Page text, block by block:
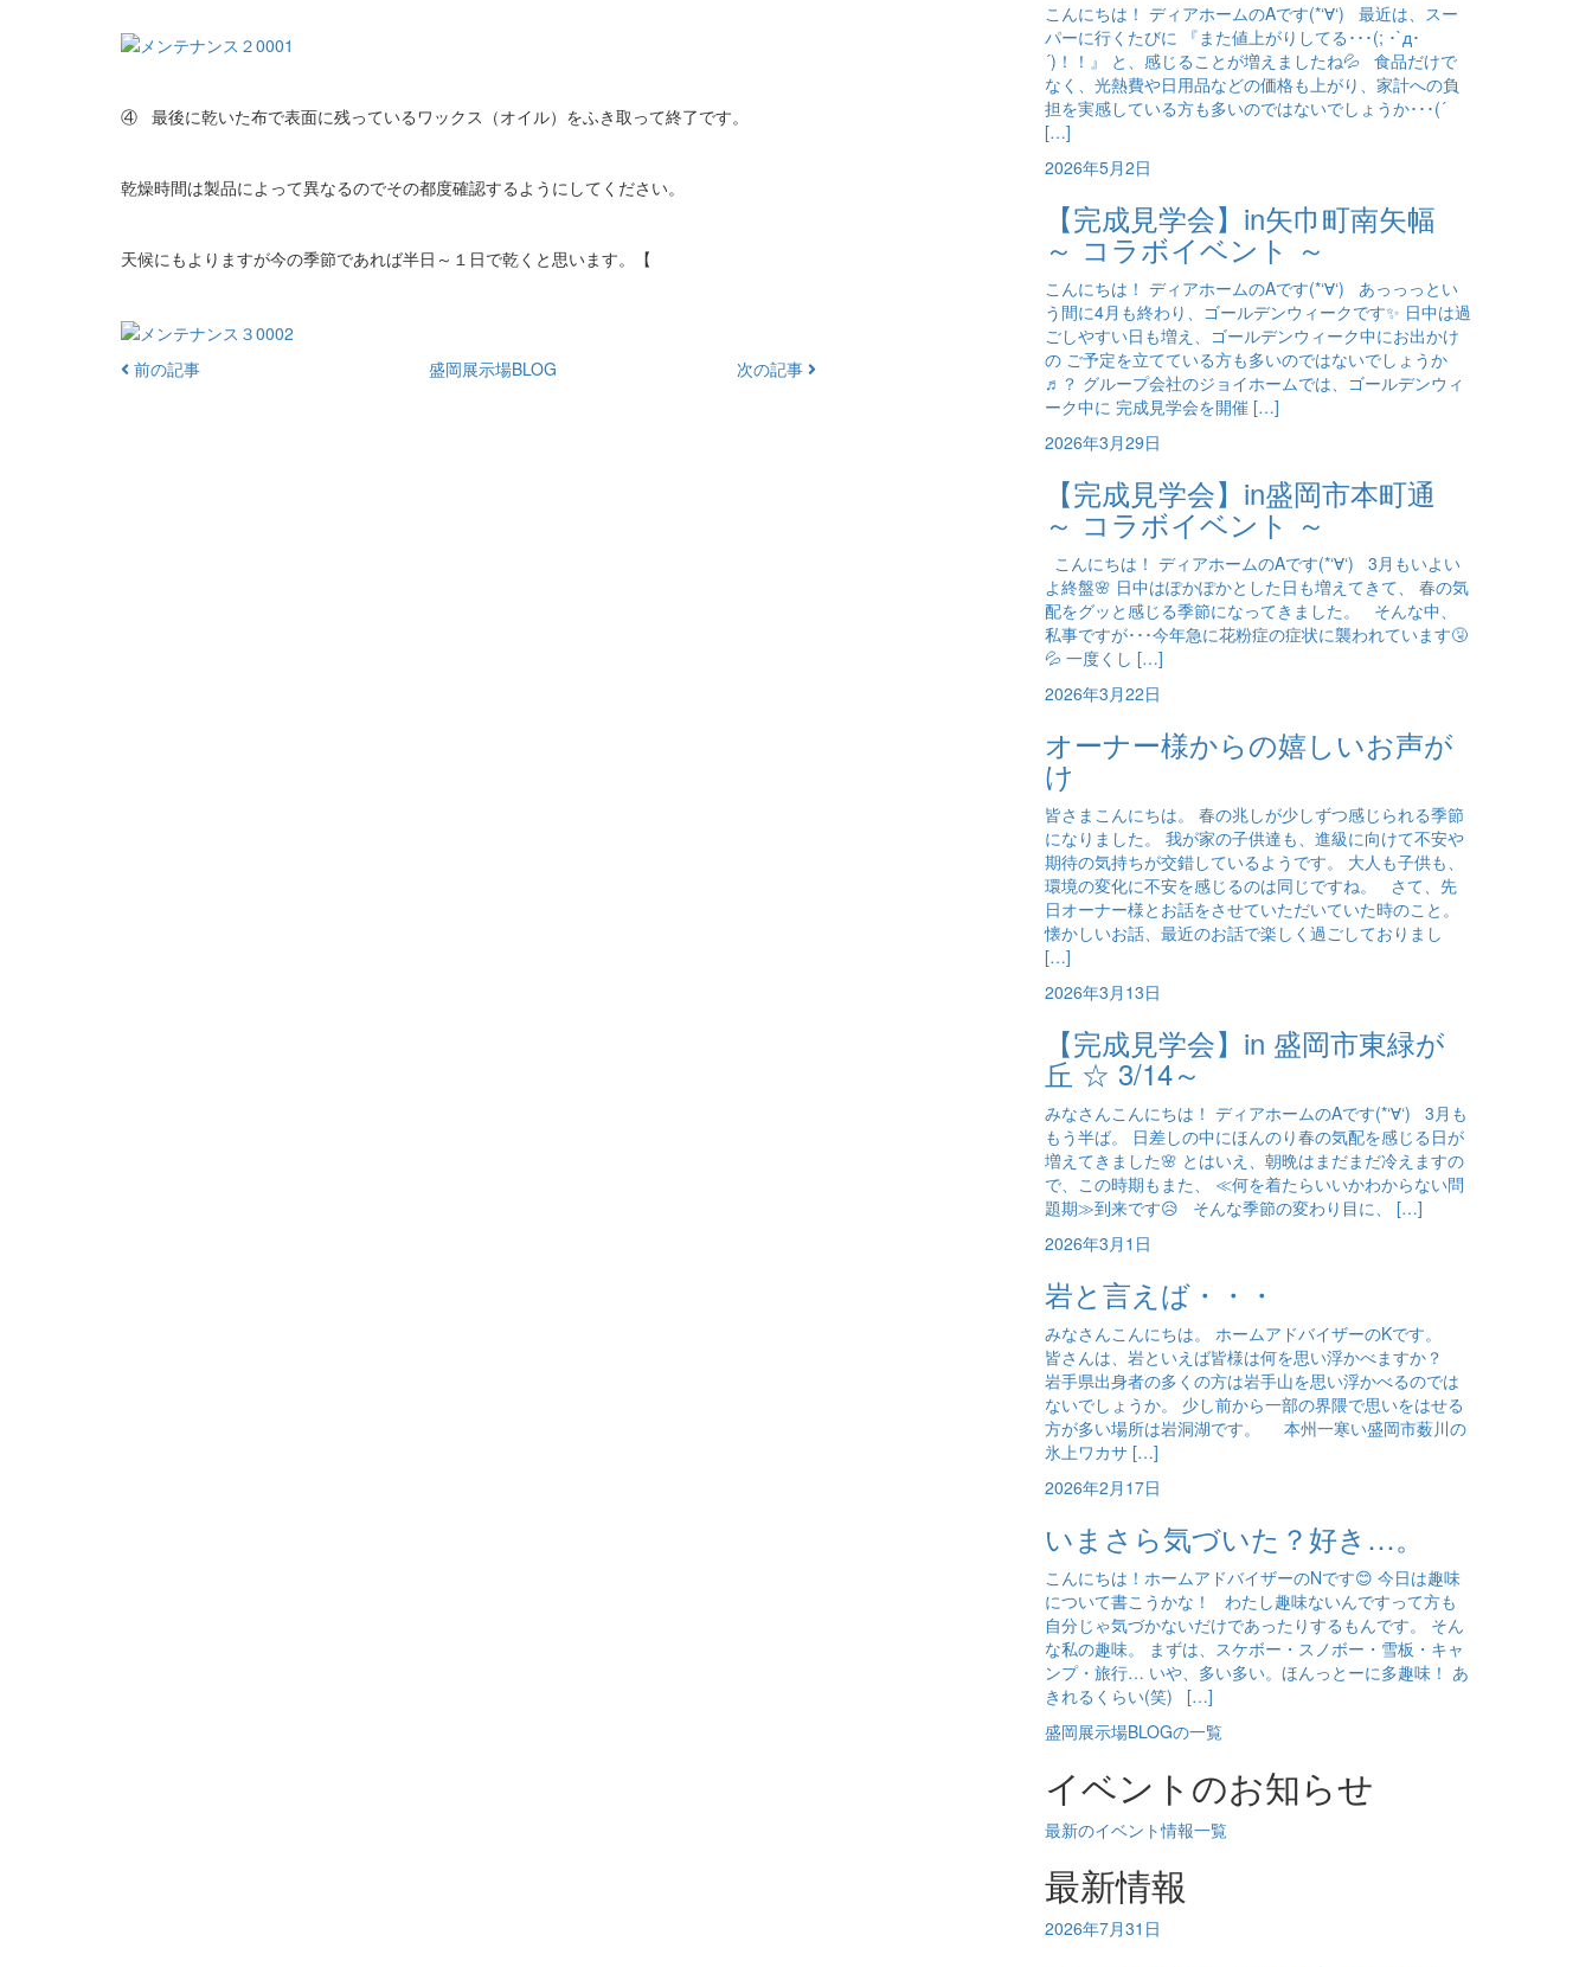
④ 最後に乾いた布で表面に残っているワックス（オイル）をふき取って終了です。
乾燥時間は製品によって異なるのでその都度確認するようにしてください。
天候にもよりますが今の季節であれば半日～１日で乾くと思います。【
前の記事 盛岡展示場BLOG 次の記事
こんにちは！ ディアホームのAです(*‘∀‘) 最近は、スー
パーに行くたびに 『また値上がりしてる･･･(; ･`д･
´)！！』 と、感じることが増えましたね💦 食品だけで
なく、光熱費や日用品などの価格も上がり、家計への負
担を実感している方も多いのではないでしょうか･･･(´
[…]
2026年5月2日
【完成見学会】in矢巾町南矢幅
～ コラボイベント ～
こんにちは！ ディアホームのAです(*‘∀‘) あっっっとい
う間に4月も終わり、ゴールデンウィークです✨ 日中は過
ごしやすい日も増え、ゴールデンウィーク中にお出かけ
の ご予定を立てている方も多いのではないでしょうか
♬？ グループ会社のジョイホームでは、ゴールデンウィ
ーク中に 完成見学会を開催 […]
2026年3月29日
【完成見学会】in盛岡市本町通
～ コラボイベント ～
こんにちは！ ディアホームのAです(*‘∀‘) 3月もいよい
よ終盤🌸 日中はぽかぽかとした日も増えてきて、 春の気
配をグッと感じる季節になってきました。 そんな中、
私事ですが･･･今年急に花粉症の症状に襲われています🤧
💦 一度くし […]
2026年3月22日
オーナー様からの嬉しいお声が
け
皆さまこんにちは。 春の兆しが少しずつ感じられる季節
になりました。 我が家の子供達も、進級に向けて不安や
期待の気持ちが交錯しているようです。 大人も子供も、
環境の変化に不安を感じるのは同じですね。 さて、先
日オーナー様とお話をさせていただいていた時のこと。
懐かしいお話、最近のお話で楽しく過ごしておりまし
[…]
2026年3月13日
【完成見学会】in 盛岡市東緑が
丘 ☆ 3/14～
みなさんこんにちは！ ディアホームのAです(*‘∀‘) 3月も
もう半ば。 日差しの中にほんのり春の気配を感じる日が
増えてきました🌸 とはいえ、朝晩はまだまだ冷えますの
で、この時期もまた、 ≪何を着たらいいかわからない問
題期≫到来です😥 そんな季節の変わり目に、 […]
2026年3月1日
岩と言えば・・・
みなさんこんにちは。 ホームアドバイザーのKです。
皆さんは、岩といえば皆様は何を思い浮かべますか？
岩手県出身者の多くの方は岩手山を思い浮かべるのでは
ないでしょうか。 少し前から一部の界隈で思いをはせる
方が多い場所は岩洞湖です。 本州一寒い盛岡市薮川の
氷上ワカサ […]
2026年2月17日
いまさら気づいた？好き…。
こんにちは！ホームアドバイザーのNです😊 今日は趣味
について書こうかな！ わたし趣味ないんですって方も
自分じゃ気づかないだけであったりするもんです。 そん
な私の趣味。 まずは、スケボー・スノボー・雪板・キャ
ンプ・旅行… いや、多い多い。ほんっとーに多趣味！ あ
きれるくらい(笑) […]
盛岡展示場BLOGの一覧
イベントのお知らせ
最新のイベント情報一覧
最新情報
2026年7月31日